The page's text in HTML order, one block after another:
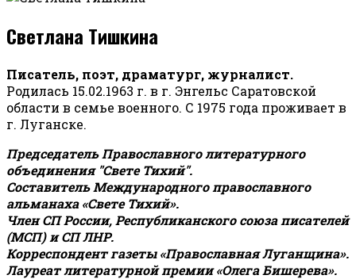
Светлана Тишкина
Писатель, поэт, драматург, журналист.
Родилась 15.02.1963 г. в г. Энгельс Саратовской
области в семье военного. С 1975 года проживает в
г. Луганске.
Председатель Православного литературного
объединения "Свете Тихий".
Составитель Международного православного
альманаха «Свете Тихий».
Член СП России, Республиканского союза писателей
(МСП) и СП ЛНР.
Корреспондент газеты «Православная Луганщина».
Лауреат литературной премии «Олега Бишерева».